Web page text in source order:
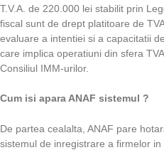
T.V.A. de 220.000 lei stabilit prin
fiscal sunt de drept platitoare de
evaluare a intentiei si a capacitatii
care implica operatiuni din sfera
Consiliul IMM-urilor.
Cum isi apara ANAF sistemul ?
De partea cealalta, ANAF pare
sistemul de inregistrare a firmelor in